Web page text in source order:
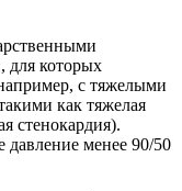
для которых
с тяжелыми
как тяжелая
стенокардия).
давление менее 90/50